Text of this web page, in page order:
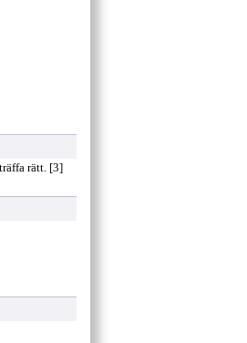
rätt. [3]